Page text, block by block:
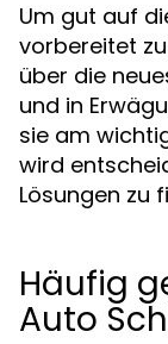
Um gut auf
vorbereitet
über die
und in
sie am
wird
Lösungen zu
Häufig
Auto